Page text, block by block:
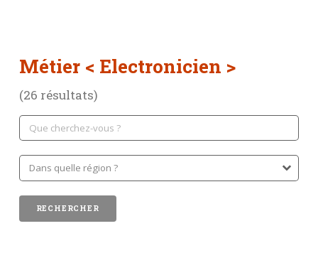
Métier < Electronicien >
(26 résultats)